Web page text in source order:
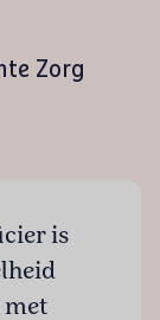
Zorg
is
met